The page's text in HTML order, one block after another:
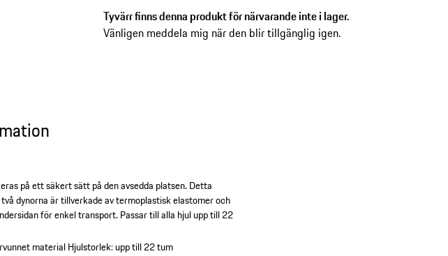
Tyvärr finns denna produkt för närvarande inte i lager.
Vänligen meddela mig när den blir tillgänglig igen.
på ett säkert sätt på den avsedda platsen. Detta
dynorna är tillverkade av termoplastisk elastomer och
för enkel transport. Passar till alla hjul upp till 22
materialHjulstorlek: upp till 22 tum